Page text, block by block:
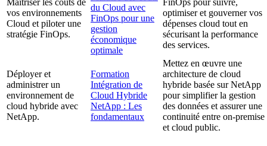
Maîtriser les coûts de
vos environnements
Cloud et piloter une
stratégie FinOps.
du Cloud avec
FinOps pour une
gestion
économique
optimale
FinOps pour suivre,
optimiser et gouverner vos
dépenses cloud tout en
sécurisant la performance
des services.
Déployer et
administrer un
environnement de
cloud hybride avec
NetApp.
Formation
Intégration de
Cloud Hybride
NetApp : Les
fondamentaux
Mettez en œuvre une
architecture de cloud
hybride basée sur NetApp
pour simplifier la gestion
des données et assurer une
continuité entre on-premise
et cloud public.